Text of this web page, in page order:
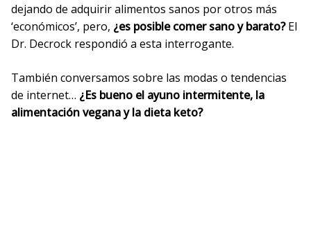
dejando de adquirir alimentos sanos por otros más
‘económicos’, pero, ¿es posible comer sano y barato?El
Dr. Decrock respondió a esta interrogante.
También conversamos sobre las modas o tendencias
de internet… ¿Es bueno el ayuno intermitente, la
alimentación vegana y la dieta keto?